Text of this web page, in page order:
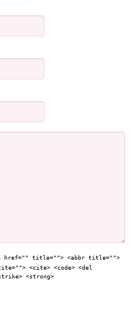
href="" title=""> <abbr title="">
<cite> <code> <del
<strong>